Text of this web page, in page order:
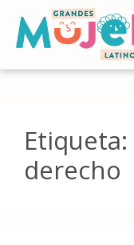
Etiqueta:
derecho